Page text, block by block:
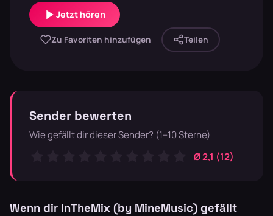
Jetzt hören
Zu Favoriten hinzufügen Teilen
Sender bewerten
Wie gefällt dir dieser Sender? (1–10 Sterne)
Ø 2,1 (12)
Wenn dir InTheMix (by MineMusic) gefällt